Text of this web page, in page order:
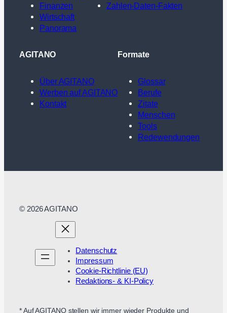
Finanzen
Wirtschaft
Panorama
Zahlen-Daten-Fakten
AGITANO
Über AGITANO
Werben auf AGITANO
Kontakt
Formate
Glossar
Berufe
Zitate
Menschen
Tools
Redewendungen
© 2026 AGITANO
Datenschutz
Impressum
Cookie-Richtlinie (EU)
Redaktions- & KI-Policy
* Auf AGITANO stellen wir immer wieder Produkte und